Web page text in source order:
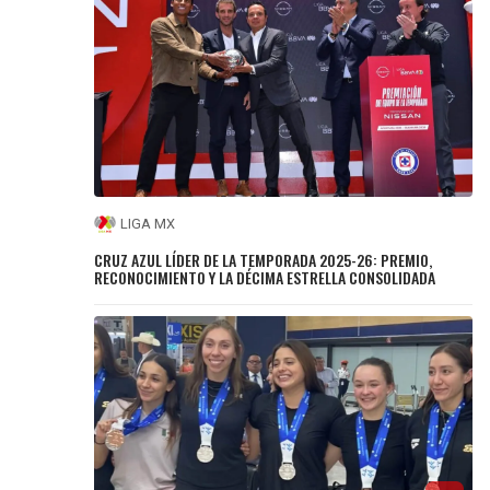
LIGA MX
CRUZ AZUL LÍDER DE LA TEMPORADA 2025-26: PREMIO,
RECONOCIMIENTO Y LA DÉCIMA ESTRELLA CONSOLIDADA